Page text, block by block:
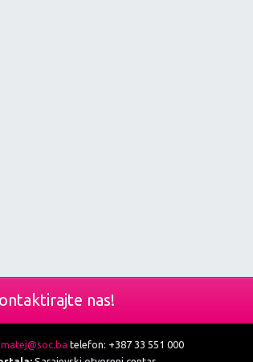
nas!
matej@soc.ba telefon: +387 33 551 000